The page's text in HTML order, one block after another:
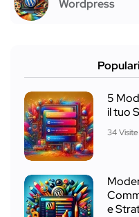
Wordpress
5
il tuo
34 Visite
e